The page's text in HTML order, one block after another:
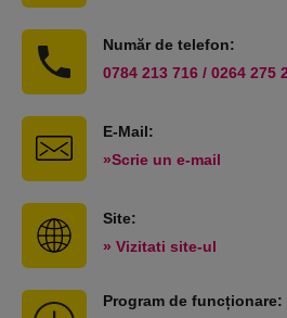
Număr de telefon:
0784 213 716 / 0264 275
E-Mail:
»Scrie un e-mail
Site:
» Vizitati site-ul
Program de funcționare: